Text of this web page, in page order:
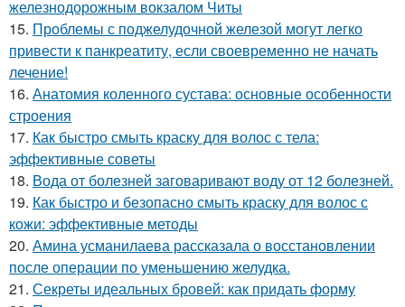
железнодорожным вокзалом Читы
15. Проблемы с поджелудочной железой могут легко
привести к панкреатиту, если своевременно не начать
лечение!
16. Анатомия коленного сустава: основные особенности
строения
17. Как быстро смыть краску для волос с тела:
эффективные советы
18. Вода от болезней заговаривают воду от 12 болезней.
19. Как быстро и безопасно смыть краску для волос с
кожи: эффективные методы
20. Амина усманилаева рассказала о восстановлении
после операции по уменьшению желудка.
21. Секреты идеальных бровей: как придать форму